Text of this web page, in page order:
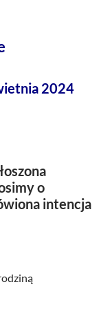
2024
o
intencja